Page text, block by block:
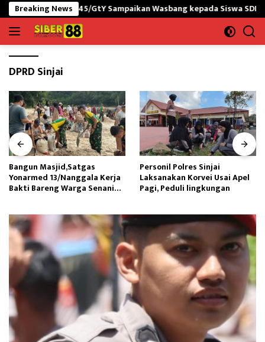
Langsung
ke
konten
Breaking News
yonif 645/GtY Sampaikan Wasbang kepada Siswa SDN Gunung
DPRD Sinjai
Bangun Masjid,Satgas
Yonarmed 13/Nanggala Kerja
Bakti Bareng Warga Senaning
Personil Polres Sinjai
Laksanakan Korvei Usai Apel
Pagi, Peduli lingkungan